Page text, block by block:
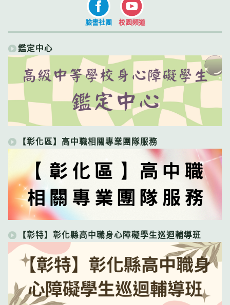
臉書社團 校園頻道
鑑定中心
【彰化區】高中職相關專業團隊服務
【彰特】彰化縣高中職身心障礙學生巡迴輔導班